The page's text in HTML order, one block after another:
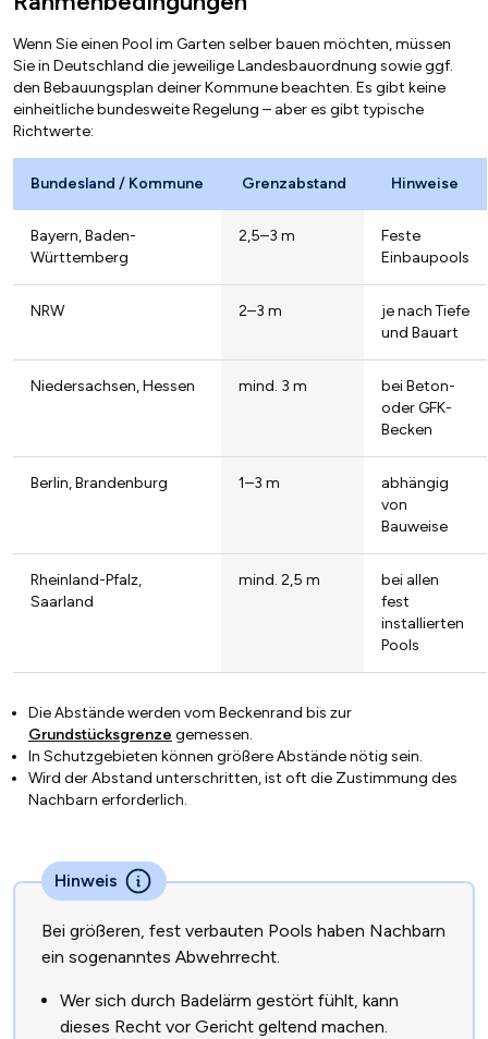
Wenn Sie einen Pool im Garten selber bauen möchten, müssen
Sie in Deutschland die jeweilige Landesbauordnung sowie ggf.
den Bebauungsplan deiner Kommune beachten. Es gibt keine
einheitliche bundesweite Regelung – aber es gibt typische
Richtwerte:
Bundesland / Kommune Grenzabstand Hinweise
Bayern, Baden-
Württemberg
2,5–3 m
Feste
Einbaupools
NRW 2–3 m
je nach Tiefe
und Bauart
Niedersachsen, Hessen mind. 3 m
bei Beton-
oder GFK-
Becken
Berlin, Brandenburg 1–3 m
abhängig
von
Bauweise
Rheinland-Pfalz,
Saarland
mind. 2,5 m
bei allen
fest
installierten
Pools
Die Abstände werden vom Beckenrand bis zur
Grundstücksgrenze gemessen.
In Schutzgebieten können größere Abstände nötig sein.
Wird der Abstand unterschritten, ist oft die Zustimmung des
Nachbarn erforderlich.
Hinweis
Bei größeren, fest verbauten Pools haben Nachbarn
ein sogenanntes Abwehrrecht.
Wer sich durch Badelärm gestört fühlt, kann
dieses Recht vor Gericht geltend machen.